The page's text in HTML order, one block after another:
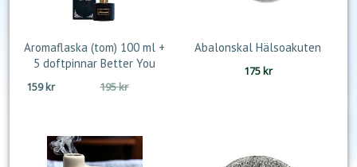
Aromaflaska (tom) 100 ml +
5 doftpinnar Better You
195krDet
var:
159kr
Det
är:
Abalonskal Hälsoakuten
175 kr